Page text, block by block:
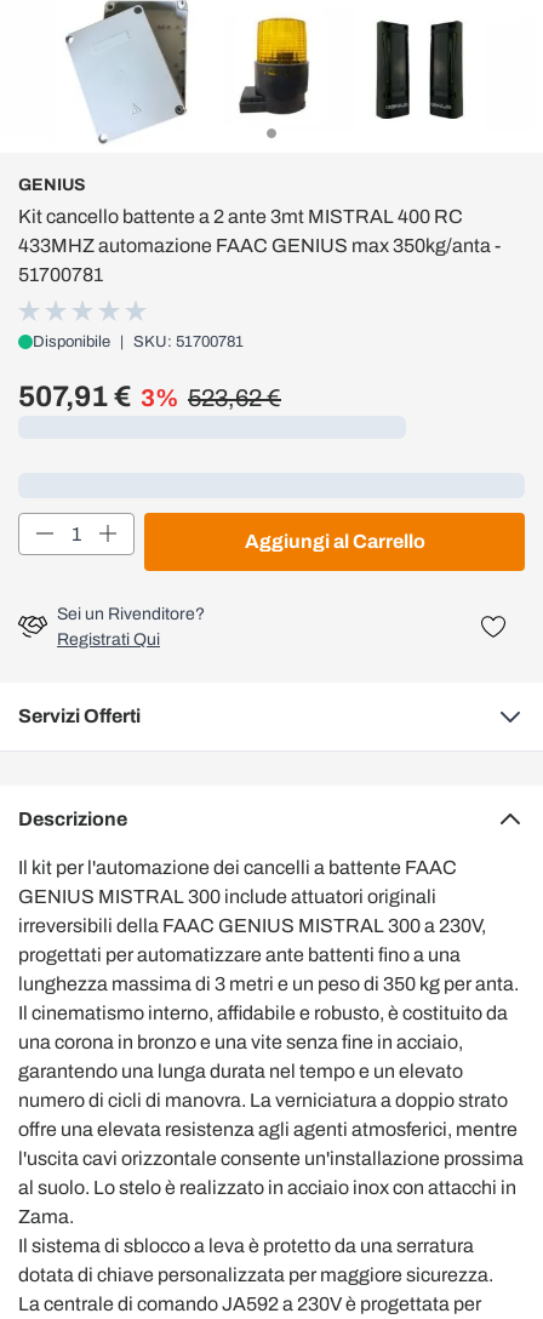
GENIUS
Kit cancello battente a 2 ante 3mt MISTRAL 400 RC
433MHZ automazione FAAC GENIUS max 350kg/anta -
51700781
Disponibile SKU: 51700781
507,91 € 3% 523,62 €
Quantità
Aggiungi al Carrello
Sei un Rivenditore?
Registrati Qui
Servizi Offerti
Descrizione
Il kit per l'automazione dei cancelli a battente FAAC
GENIUS MISTRAL 300 include attuatori originali
irreversibili della FAAC GENIUS MISTRAL 300 a 230V,
progettati per automatizzare ante battenti fino a una
lunghezza massima di 3 metri e un peso di 350 kg per anta.
Il cinematismo interno, affidabile e robusto, è costituito da
una corona in bronzo e una vite senza fine in acciaio,
garantendo una lunga durata nel tempo e un elevato
numero di cicli di manovra. La verniciatura a doppio strato
offre una elevata resistenza agli agenti atmosferici, mentre
l'uscita cavi orizzontale consente un'installazione prossima
al suolo. Lo stelo è realizzato in acciaio inox con attacchi in
Zama.
Il sistema di sblocco a leva è protetto da una serratura
dotata di chiave personalizzata per maggiore sicurezza.
La centrale di comando JA592 a 230V è progettata per